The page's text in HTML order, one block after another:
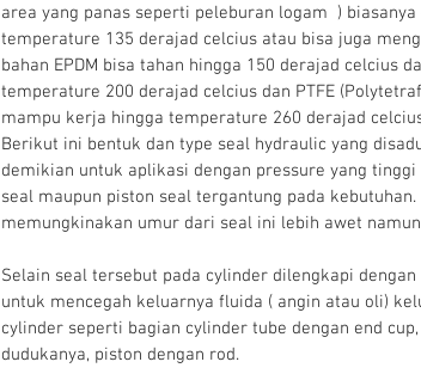
area yang panas seperti peleburan logam  )
temperature 135 derajad celcius atau bisa juga
bahan EPDM bisa tahan hingga 150 derajad celcius
temperature 200 derajad celcius dan PTFE
mampu kerja hingga temperature 260 derajad
Berikut ini bentuk dan type seal hydraulic yang
demikian untuk aplikasi dengan pressure yang
seal maupun piston seal tergantung pada
memungkinakan umur dari seal ini lebih awet
Selain seal tersebut pada cylinder dilengkapi
untuk mencegah keluarnya fluida ( angin atau oli)
cylinder seperti bagian cylinder tube dengan end
dudukanya, piston dengan rod.